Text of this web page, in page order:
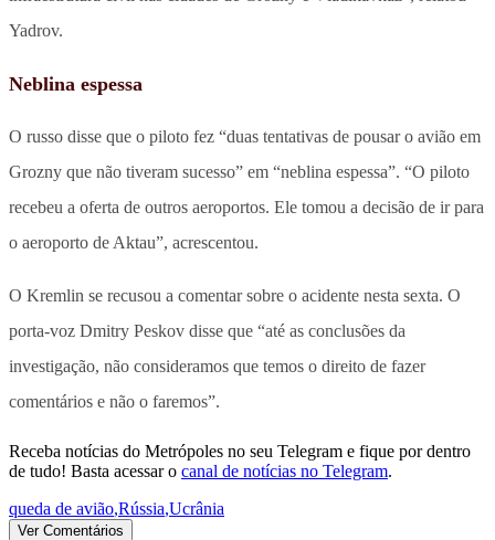
Yadrov.
Neblina espessa
O russo disse que o piloto fez “duas tentativas de pousar o avião em
Grozny que não tiveram sucesso” em “neblina espessa”. “O piloto
recebeu a oferta de outros aeroportos. Ele tomou a decisão de ir para
o aeroporto de Aktau”, acrescentou.
O Kremlin se recusou a comentar sobre o acidente nesta sexta. O
porta-voz Dmitry Peskov disse que “até as conclusões da
investigação, não consideramos que temos o direito de fazer
comentários e não o faremos”.
Receba notícias do Metrópoles no seu Telegram e fique por dentro
de tudo! Basta acessar o canal de notícias no Telegram.
queda de avião,Rússia,Ucrânia
Ver Comentários